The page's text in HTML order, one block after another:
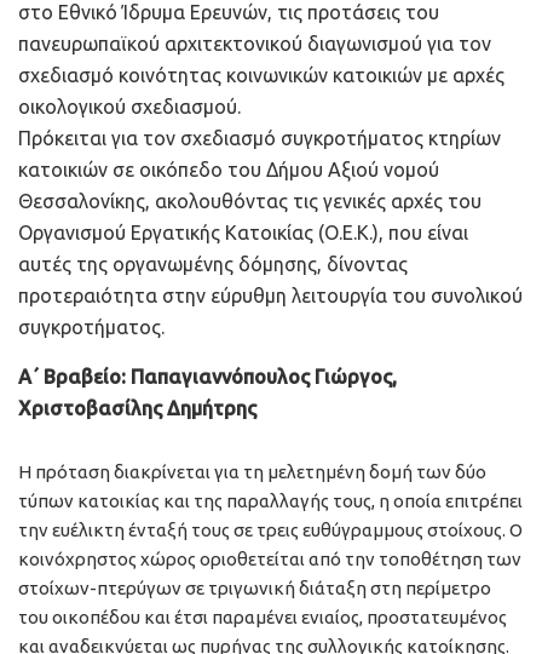
στο Εθνικό Ίδρυμα Ερευνών, τις προτάσεις του
πανευρωπαϊκού αρχιτεκτονικού διαγωνισμού για τον
σχεδιασμό κοινότητας κοινωνικών κατοικιών με αρχές
οικολογικού σχεδιασμού.
Πρόκειται για τον σχεδιασμό συγκροτήματος κτηρίων
κατοικιών σε οικόπεδο του Δήμου Αξιού νομού
Θεσσαλονίκης, ακολουθόντας τις γενικές αρχές του
Οργανισμού Εργατικής Κατοικίας (Ο.Ε.Κ.), που είναι
αυτές της οργανωμένης δόμησης, δίνοντας
προτεραιότητα στην εύρυθμη λειτουργία του συνολικού
συγκροτήματος.
Α΄ Βραβείο: Παπαγιαννόπουλος Γιώργος,
Χριστοβασίλης Δημήτρης
Η πρόταση διακρίνεται για τη μελετημένη δομή των δύο
τύπων κατοικίας και της παραλλαγής τους, η οποία επιτρέπει
την ευέλικτη ένταξή τους σε τρεις ευθύγραμμους στοίχους. Ο
κοινόχρηστος χώρος οριοθετείται από την τοποθέτηση των
στοίχων-πτερύγων σε τριγωνική διάταξη στη περίμετρο
του οικοπέδου και έτσι παραμένει ενιαίος, προστατευμένος
και αναδεικνύεται ως πυρήνας της συλλογικής κατοίκησης.